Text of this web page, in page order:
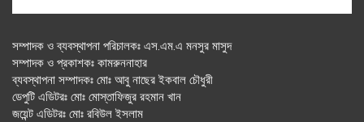
সম্পাদক ও ব্যবস্থাপনা পরিচালকঃ এস.এম.এ মনসুর মাসুদ
সম্পাদক ও প্রকাশকঃ কামরুননাহার
ব্যবস্থাপনা সম্পাদকঃ মোঃ আবু নাছের ইকবাল চৌধুরী
ডেপুটি এডিটরঃ মোঃ মোস্তাফিজুর রহমান খান
জয়েন্ট এডিটরঃ মোঃ রবিউল ইসলাম